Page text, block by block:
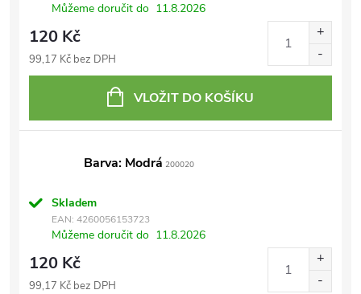
Můžeme doručit do 11.8.2026
120 Kč
99,17 Kč bez DPH
VLOŽIT DO KOŠÍKU
Barva: Modrá 200020
Skladem
EAN: 4260056153723
Můžeme doručit do 11.8.2026
120 Kč
99,17 Kč bez DPH